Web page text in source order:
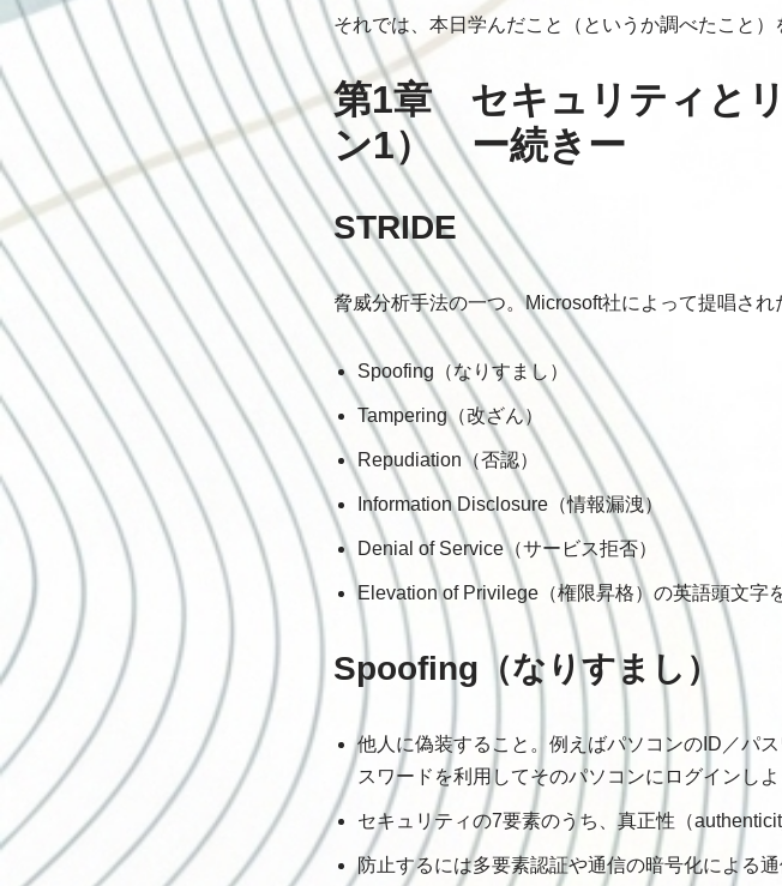
それでは、本日学んだこと（というか調べたこと）
第1章 セキュリティと
ン1） ー続きー
STRIDE
脅威分析手法の一つ。Microsoft社によって提唱され
Spoofing（なりすまし）
Tampering（改ざん）
Repudiation（否認）
Information Disclosure（情報漏洩）
Denial of Service（サービス拒否）
Elevation of Privilege（権限昇格）の英語頭文字
Spoofing（なりすまし）
他人に偽装すること。例えばパソコンのID／パ
スワードを利用してそのパソコンにログインしよ
セキュリティの7要素のうち、真正性（
防止するには多要素認証や通信の暗号化による通